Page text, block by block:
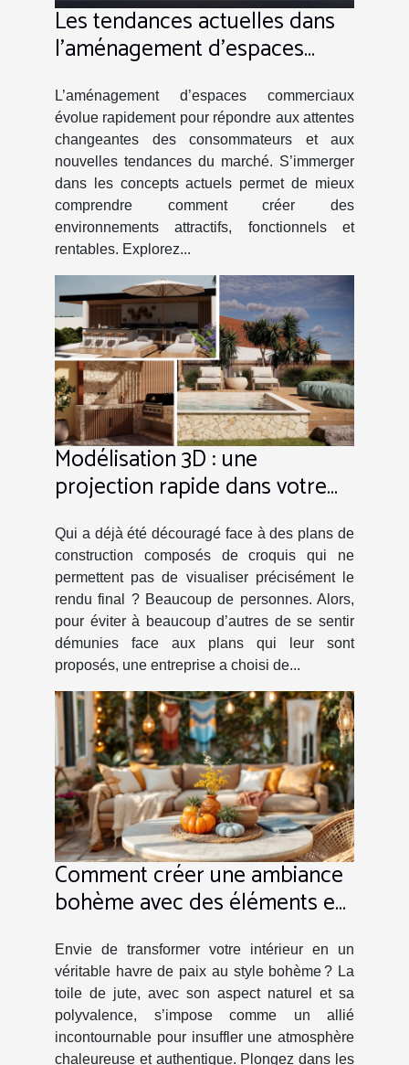
Les tendances actuelles dans
l'aménagement d'espaces
L’aménagement d’espaces commerciaux
évolue rapidement pour répondre aux attentes
changeantes des consommateurs et aux
nouvelles tendances du marché. S’immerger
dans les concepts actuels permet de mieux
comprendre comment créer des
environnements attractifs, fonctionnels et
rentables. Explorez...
Modélisation 3D : une
projection rapide dans votre
Qui a déjà été découragé face à des plans de
construction composés de croquis qui ne
permettent pas de visualiser précisément le
rendu final ? Beaucoup de personnes. Alors,
pour éviter à beaucoup d’autres de se sentir
démunies face aux plans qui leur sont
proposés, une entreprise a choisi de...
Comment créer une ambiance
bohème avec des éléments en
Envie de transformer votre intérieur en un
véritable havre de paix au style bohème ? La
toile de jute, avec son aspect naturel et sa
polyvalence, s’impose comme un allié
incontournable pour insuffler une atmosphère
chaleureuse et authentique. Plongez dans les